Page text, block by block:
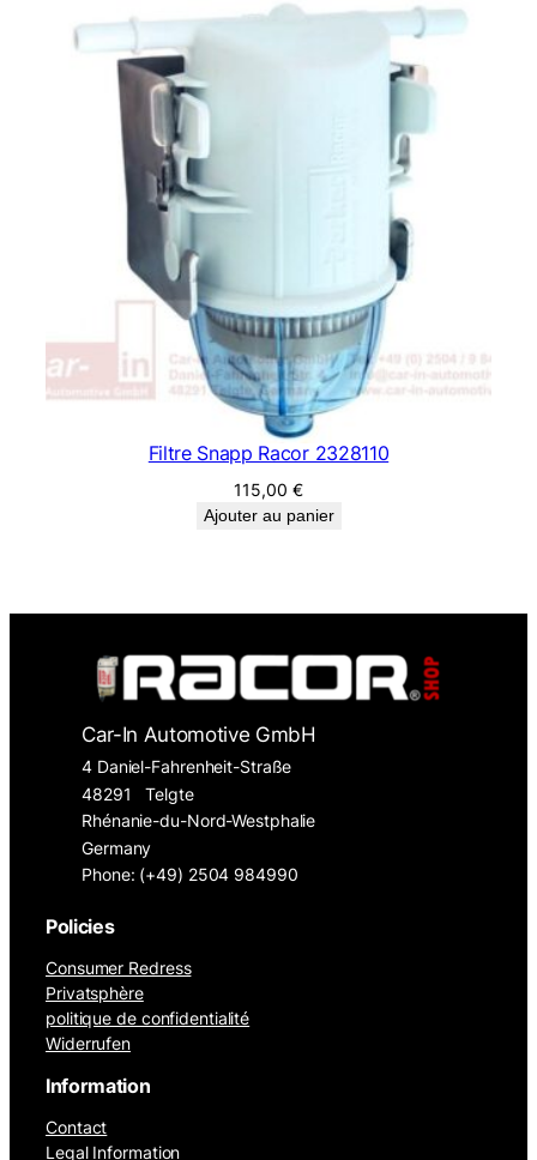
Filtre Snapp Racor 2328110
115,00 €
Ajouter au panier
Car-In Automotive GmbH
4 Daniel-Fahrenheit-Straße
48291
Telgte
Rhénanie-du-Nord-Westphalie
Germany
Phone: (+49) 2504 984990
Policies
Consumer Redress
Privatsphère
politique de confidentialité
Widerrufen
Information
Contact
Legal Information